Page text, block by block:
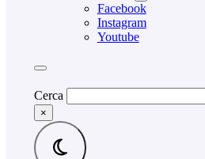
Facebook
Instagram
Youtube
Cerca
×